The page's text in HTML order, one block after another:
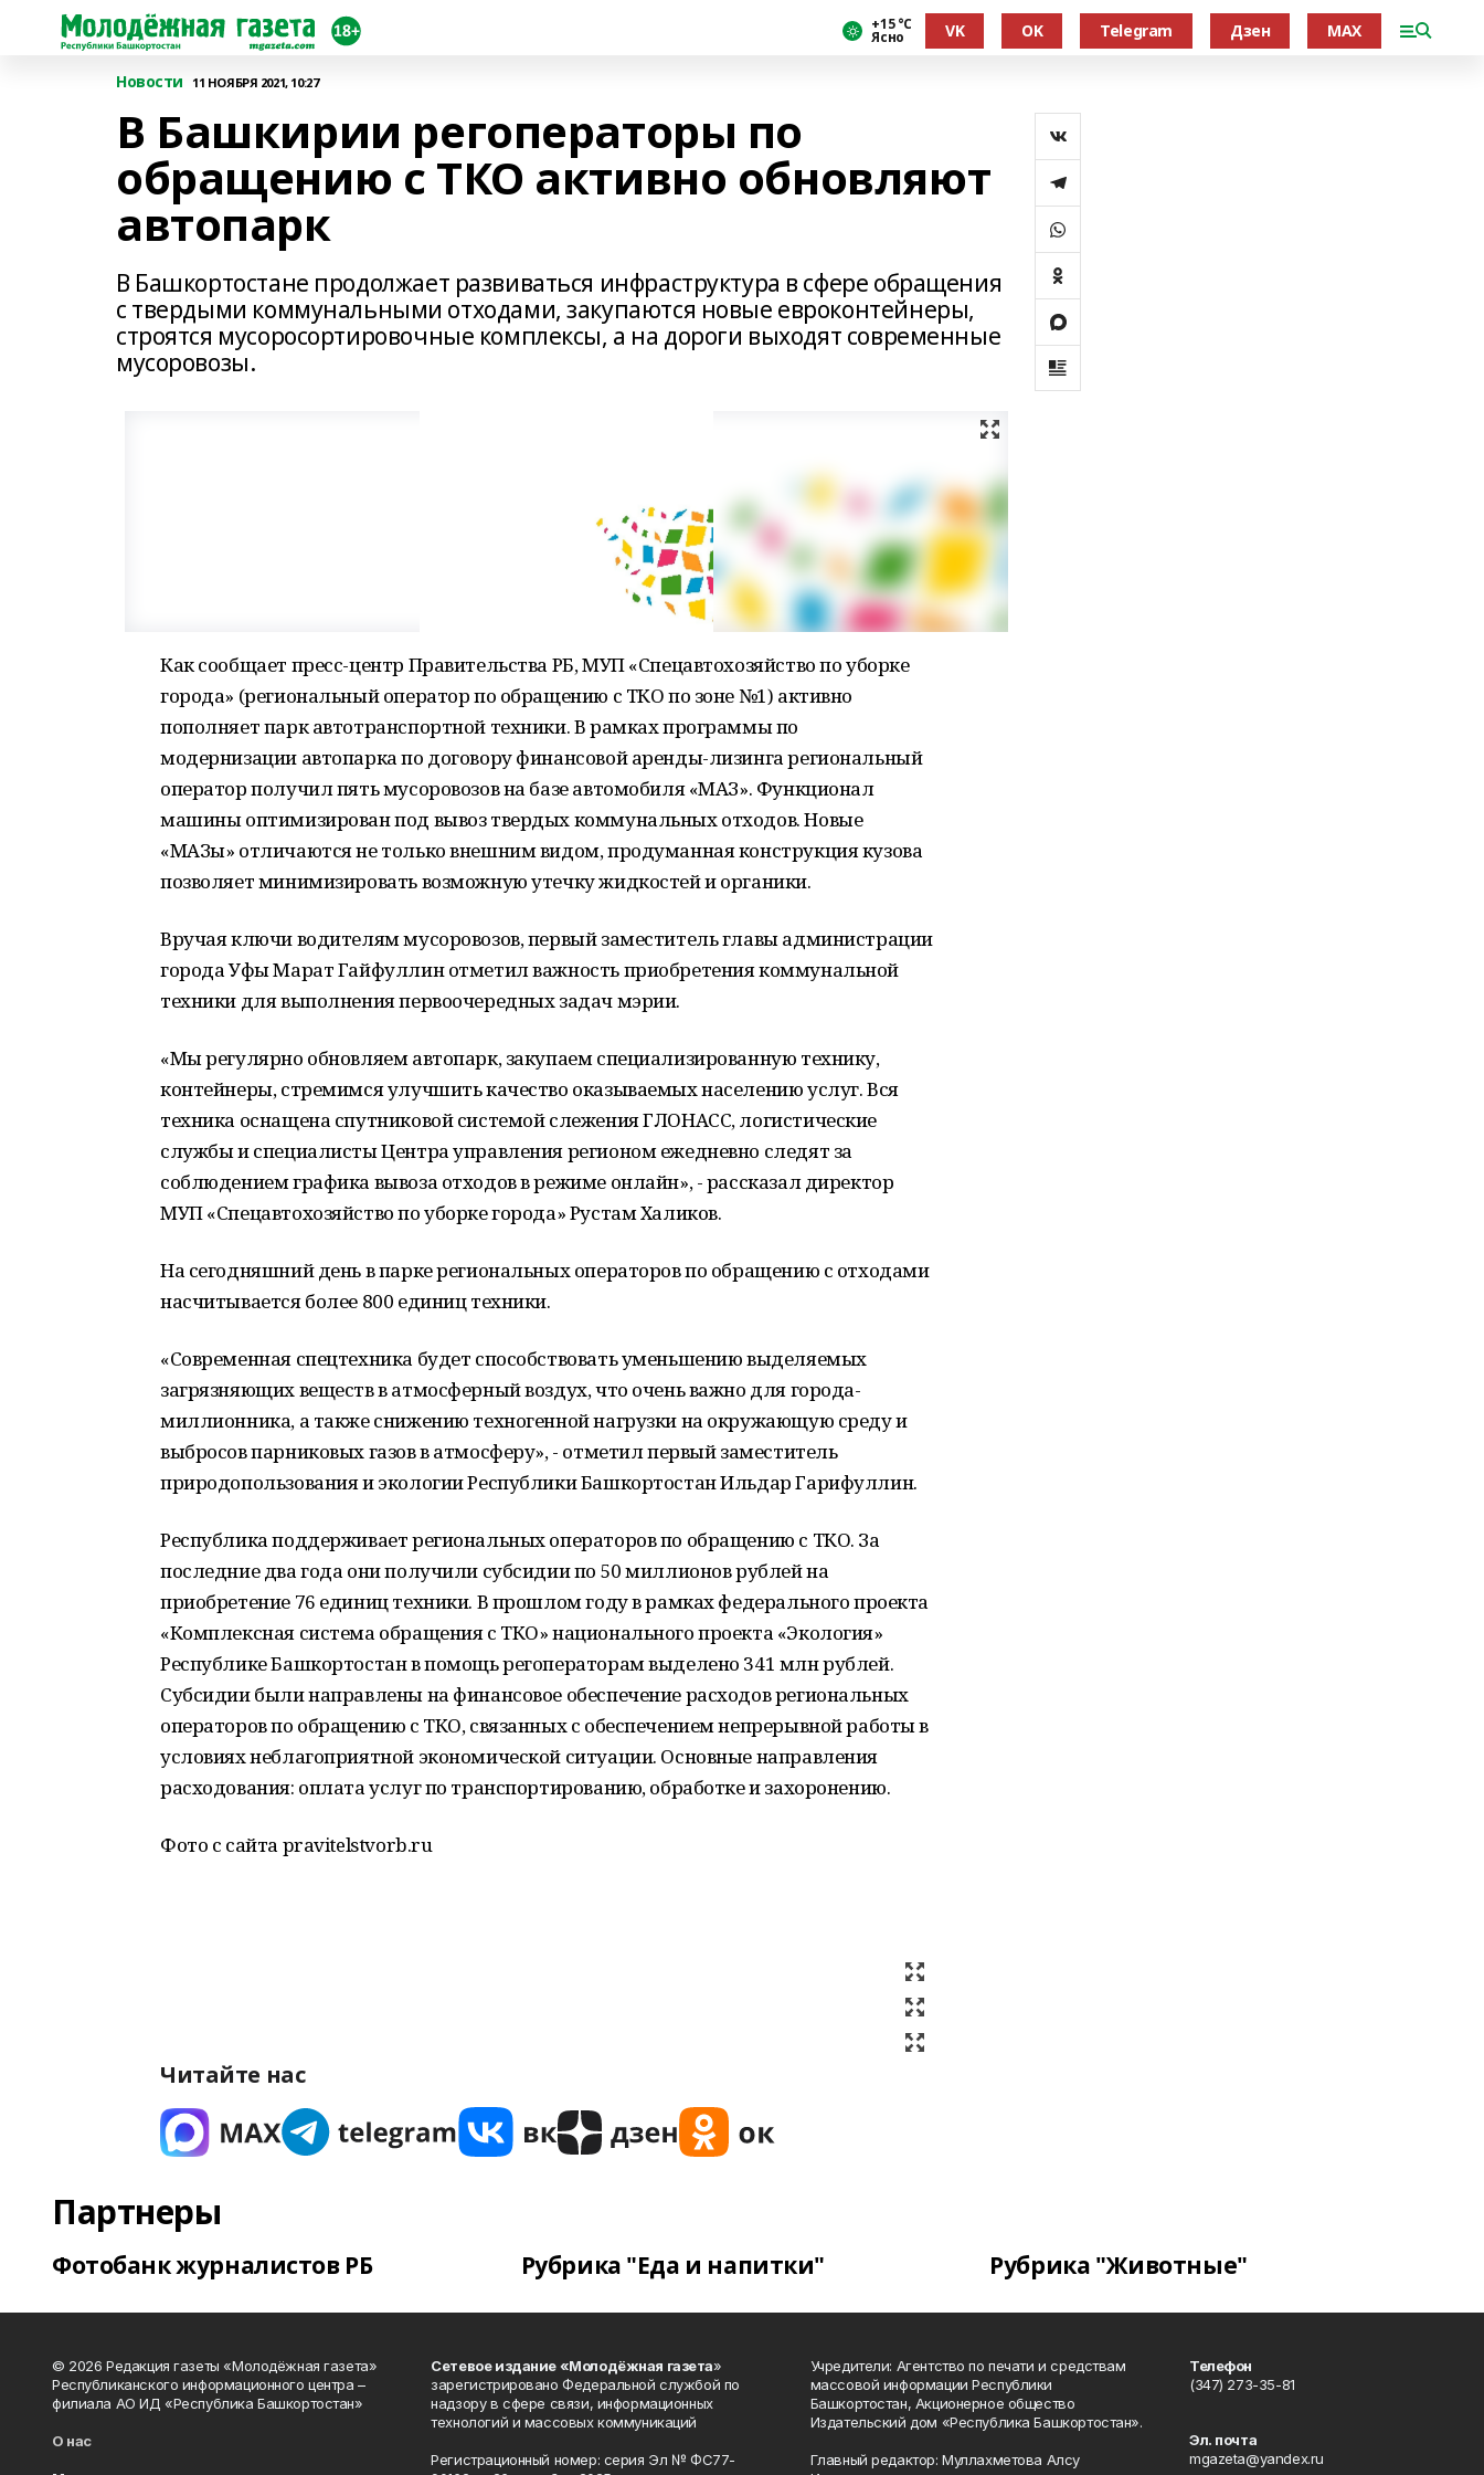
+15 °С
Ясно VK OK Telegram Дзен MAX
Новости 11 НОЯБРЯ 2021, 10:27
В Башкирии регоператоры по
обращению с ТКО активно обновляют
автопарк
В Башкортостане продолжает развиваться инфраструктура в сфере обращения
с твердыми коммунальными отходами, закупаются новые евроконтейнеры,
строятся мусоросортировочные комплексы, а на дороги выходят современные
мусоровозы.
Как сообщает пресс-центр Правительства РБ, МУП «Спецавтохозяйство по уборке
города» (региональный оператор по обращению с ТКО по зоне №1) активно
пополняет парк автотранспортной техники. В рамках программы по
модернизации автопарка по договору финансовой аренды-лизинга региональный
оператор получил пять мусоровозов на базе автомобиля «МАЗ». Функционал
машины оптимизирован под вывоз твердых коммунальных отходов. Новые
«МАЗы» отличаются не только внешним видом, продуманная конструкция кузова
позволяет минимизировать возможную утечку жидкостей и органики.
Вручая ключи водителям мусоровозов, первый заместитель главы администрации
города Уфы Марат Гайфуллин отметил важность приобретения коммунальной
техники для выполнения первоочередных задач мэрии.
«Мы регулярно обновляем автопарк, закупаем специализированную технику,
контейнеры, стремимся улучшить качество оказываемых населению услуг. Вся
техника оснащена спутниковой системой слежения ГЛОНАСС, логистические
службы и специалисты Центра управления регионом ежедневно следят за
соблюдением графика вывоза отходов в режиме онлайн», - рассказал директор
МУП «Спецавтохозяйство по уборке города» Рустам Халиков.
На сегодняшний день в парке региональных операторов по обращению с отходами
насчитывается более 800 единиц техники.
«Современная спецтехника будет способствовать уменьшению выделяемых
загрязняющих веществ в атмосферный воздух, что очень важно для города-
миллионника, а также снижению техногенной нагрузки на окружающую среду и
выбросов парниковых газов в атмосферу», - отметил первый заместитель
природопользования и экологии Республики Башкортостан Ильдар Гарифуллин.
Республика поддерживает региональных операторов по обращению с ТКО. За
последние два года они получили субсидии по 50 миллионов рублей на
приобретение 76 единиц техники. В прошлом году в рамках федерального проекта
«Комплексная система обращения с ТКО» национального проекта «Экология»
Республике Башкортостан в помощь регоператорам выделено 341 млн рублей.
Субсидии были направлены на финансовое обеспечение расходов региональных
операторов по обращению с ТКО, связанных с обеспечением непрерывной работы в
условиях неблагоприятной экономической ситуации. Основные направления
расходования: оплата услуг по транспортированию, обработке и захоронению.
Фото с сайта pravitelstvorb.ru
Читайте нас
Партнеры
Фотобанк журналистов РБ Рубрика "Еда и напитки" Рубрика "Животные"
© 2026 Редакция газеты «Молодёжная газета»
Республиканского информационного центра –
филиала АО ИД «Республика Башкортостан»
О нас
Сетевое издание «Молодёжная газета»
зарегистрировано Федеральной службой по
надзору в сфере связи, информационных
технологий и массовых коммуникаций
Регистрационный номер: серия Эл № ФС77-
Учредители: Агентство по печати и средствам
массовой информации Республики
Башкортостан, Акционерное общество
Издательский дом «Республика Башкортостан».
Главный редактор: Муллахметова Алсу
Телефон
(347) 273-35-81
Эл. почта
mgazeta@yandex.ru